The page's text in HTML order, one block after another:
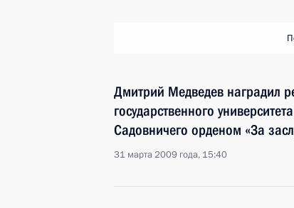
Дмитрий Медведев наградил
государственного
Садовничего орденом «За
31 марта 2009 года, 15:40